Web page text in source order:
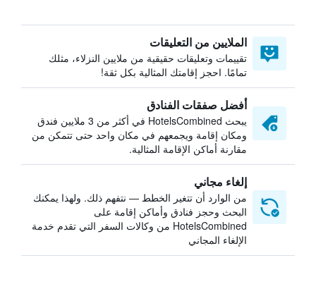
الملايين من التعليقات
تقييمات وتعليقات حقيقية من ملايين النزلاء، مثلك
تمامًا. احجز إقامتك المثالية بكل ثقة!
أفضل صفقات الفنادق
يبحث HotelsCombined في أكثر من 3 ملايين فندق
ومكان إقامة ويجمعهم في مكان واحد حتى تتمكن من
مقارنة أماكن الإقامة المثالية.
إلغاء مجاني
من الوارد أن تتغير الخطط — نتفهم ذلك. ولهذا يمكنك
البحث وحجز فنادق وأماكن إقامة على
HotelsCombined من وكالات السفر التي تقدم خدمة
الإلغاء المجاني